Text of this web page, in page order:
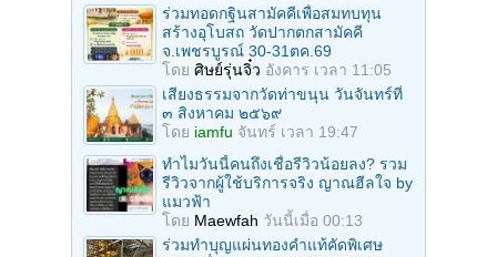
ร่วมทอดกฐินสามัคคีเพื่อสมทบทุน
สร้างอุโบสถ วัดปากตกสามัคคี
จ.เพชรบูรณ์ 30-31ตค.69
โดย ศิษย์รุ่นจิ๋ว อังคาร เวลา 11:05
เสียงธรรมจากวัดท่าขนุน วันจันทร์ที่
๓ สิงหาคม ๒๕๖๙
โดย iamfu จันทร์ เวลา 19:47
ทำไมวันนี้คนถึงเชื่อรีวิวน้อยลง? รวม
รีวิวจากผู้ใช้บริการจริง ญาณฮีลใจ by
แมวฟ้า
โดย Maewfah วันนี้เมื่อ 00:13
ร่วมทําบุญแผ่นทองคำแท้คัดพิเศษ